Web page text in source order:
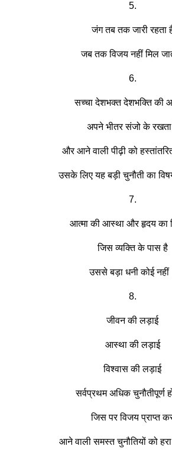
5.
जंग तब तक जारी रहता
जब तक विजय नहीं मिल
6.
सच्चा देशभक्त देशभक्ति की
अपने भीतर संजो के
और आने वाली पीढ़ी को
उसके लिए यह बड़ी चुनौती का
7.
आत्मा की आस्था और हृदय का
जिस व्यक्ति के पास है
उससे बड़ा धनी कोई
8.
जीवन की लड़ाई
आस्था की लड़ाई
विश्वास की लड़ाई
सर्वप्रथम अधिक चुनौतीपूर्ण
जिस पर विजय प्राप्त
आने वाली समस्त चुनौतियों को